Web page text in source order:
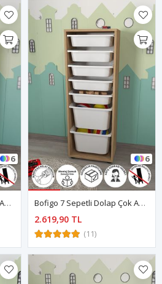
6
Bofigo 7 Sepetli Dolap Çok Amaçlı Dolap Oyuncak Dolabı Pera Çam
6
Bofigo 7 Sepetli Dolap Çok Amaçlı Dolap Oyuncak Dolabı Pera Safir Meşe
2.619,90 TL
(11)